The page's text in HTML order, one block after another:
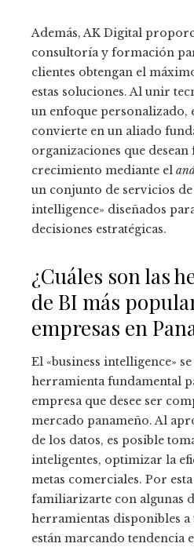
Además, AK Digital
consultoría y formación
clientes obtengan el
estas soluciones. Al unir
un enfoque personalizado,
convierte en un aliado
organizaciones que
crecimiento mediante el
un conjunto de servicios de
intelligence» diseñados
decisiones estratégicas.
¿Cuáles son las
de BI más
empresas en
El «business intelligence»
herramienta fundamental
empresa que desee ser
mercado panameño. Al
de los datos, es posible
inteligentes, optimizar la
metas comerciales. Por
familiarizarte con algunas
herramientas disponibles a
están marcando tendencia